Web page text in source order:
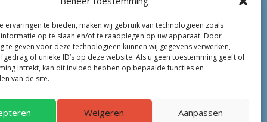
ervaringen te bieden, maken wij gebruik van technologieën zoals
op te slaan en/of te raadplegen op uw apparaat. Door
te geven voor deze technologieën kunnen wij gegevens verwerken,
of unieke ID’s op deze website. Als u geen toestemming geeft of
intrekt, kan dit invloed hebben op bepaalde functies en
van de site.
Weigeren Aanpassen
CRIMINALITEIT
PRIVACY
OM
KINDEREN
NEDERLAND ONDERMIJNING